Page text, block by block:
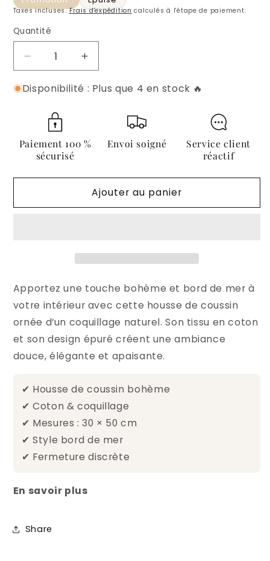
Taxes incluses.Frais d'expédition calculés à l'étape de paiement.
Quantité
Quantité
Réduire
la
quantité
Housse
Coussin
30x50
Coquillages
Augmenter
la
quantité
Coussin
Coquillages
Cauris
Disponibilité : Plus que 4 en stock 🔥
Paiement 100 %
sécurisé
Envoi soigné
Service client
réactif
Ajouter au panier
Apportez une touche bohème et bord de mer à
votre intérieur avec cette housse de coussin
ornée d’un coquillage naturel. Son tissu en coton
et son design épuré créent une ambiance
douce, élégante et apaisante.
✔ Housse de coussin bohème
✔ Coton & coquillage
✔ Mesures : 30 × 50 cm
✔ Style bord de mer
✔ Fermeture discrète
En savoir plus
Share